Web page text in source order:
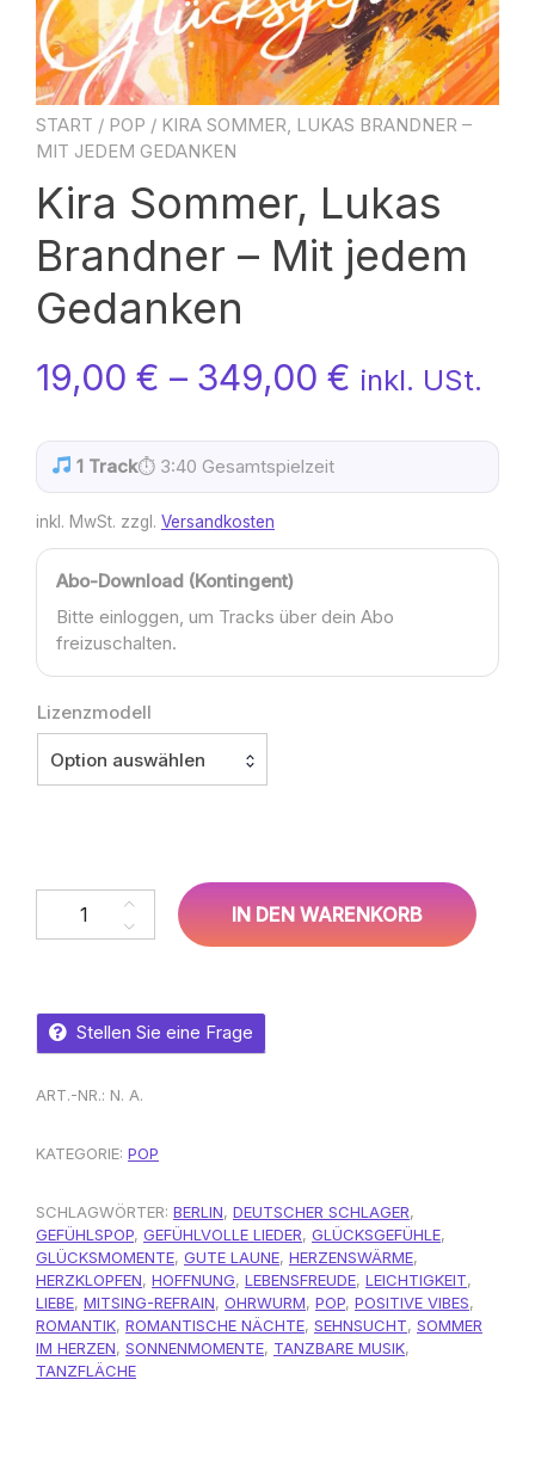
START / POP / KIRA SOMMER, LUKAS BRANDNER –
MIT JEDEM GEDANKEN
Kira Sommer, Lukas
Brandner – Mit jedem
Gedanken
19,00 € – 349,00 € inkl. USt.
1 Track⏱ 3:40 Gesamtspielzeit
inkl. MwSt. zzgl. Versandkosten
Abo-Download (Kontingent)
Bitte einloggen, um Tracks über dein Abo
freizuschalten.
Lizenzmodell
Option auswählen
Kira Sommer, Lukas Brandner – Mit jedem Gedanken Menge
IN DEN WARENKORB
Stellen Sie eine Frage
ART.-NR.: N. A.
KATEGORIE: POP
SCHLAGWÖRTER: BERLIN, DEUTSCHER SCHLAGER,
GEFÜHLSPOP, GEFÜHLVOLLE LIEDER, GLÜCKSGEFÜHLE,
GLÜCKSMOMENTE, GUTE LAUNE, HERZENSWÄRME,
HERZKLOPFEN, HOFFNUNG, LEBENSFREUDE, LEICHTIGKEIT,
LIEBE, MITSING-REFRAIN, OHRWURM, POP, POSITIVE VIBES,
ROMANTIK, ROMANTISCHE NÄCHTE, SEHNSUCHT, SOMMER
IM HERZEN, SONNENMOMENTE, TANZBARE MUSIK,
TANZFLÄCHE